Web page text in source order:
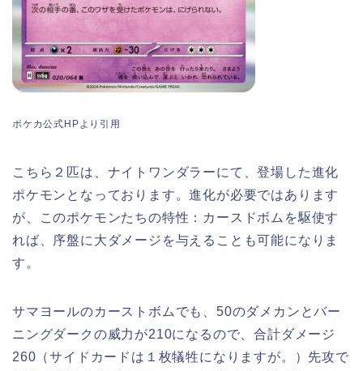
ポケカ公式HPより引用
こちら２匹は、ナイトワンダラーにて、登場した進化
ポケモンとなっております。進化が必要ではあります
が、このポケモンたちの特性：カースドボムを駆使す
れば、序盤に大ダメージを与えることも可能になりま
す。
サマヨールのカーストボムでも、50のダメカンとバー
ニングダークの威力が210になるので、合計ダメージ
260（サイドカードは１枚犠牲になりますが。）先攻で